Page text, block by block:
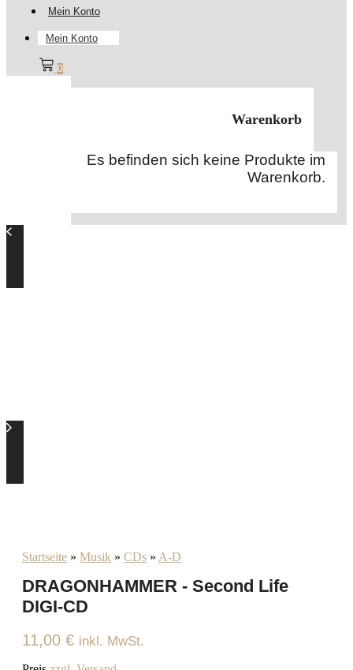
Mein Konto
Mein Konto
0
Warenkorb
Es befinden sich keine Produkte im
Warenkorb.
Startseite » Musik » CDs » A-D
DRAGONHAMMER - Second Life
DIGI-CD
11,00 € inkl. MwSt.